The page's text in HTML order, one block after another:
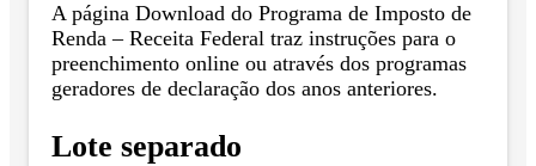
A página Download do Programa de Imposto de
Renda – Receita Federal traz instruções para o
preenchimento online ou através dos programas
geradores de declaração dos anos anteriores.
Lote separado